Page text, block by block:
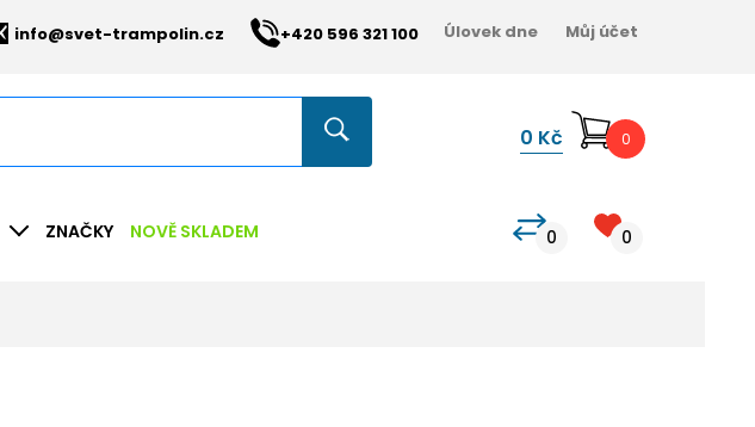
info@svet-trampolin.cz +420 596 321 100 Úlovek dne Můj účet
0 Kč 0
ZNAČKY NOVĚ SKLADEM 0 0